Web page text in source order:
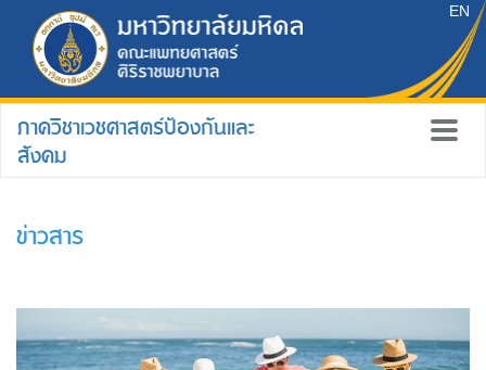
EN
ภาควิชาเวชศาสตร์ป้องกันและ
สังคม
ข่าวสาร